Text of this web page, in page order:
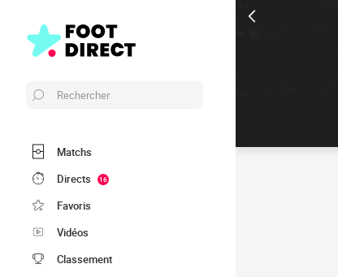
Rechercher
Matchs
Directs
16
Favoris
Vidéos
Classement